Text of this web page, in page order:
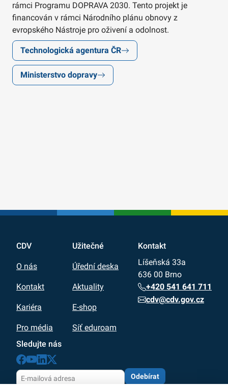
rámci Programu DOPRAVA 2030. Tento projekt je
financován v rámci Národního plánu obnovy z
evropského Nástroje pro oživení a odolnost.
Technologická agentura ČR
Ministerstvo dopravy
CDV
O nás
Kontakt
Kariéra
Pro média
Užitečné
Úřední deska
Aktuality
E-shop
Síť eduroam
Kontakt
Líšeňská 33a
636 00 Brno
+420 541 641 711
cdv@cdv.gov.cz
Sledujte nás
Odebírat